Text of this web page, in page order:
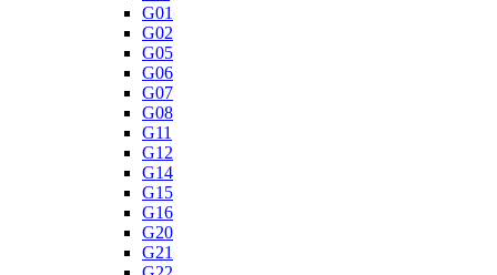
G01
G02
G05
G06
G07
G08
G11
G12
G14
G15
G16
G20
G21